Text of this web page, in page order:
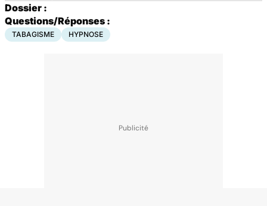
Dossier :
Questions/Réponses :
TABAGISME HYPNOSE